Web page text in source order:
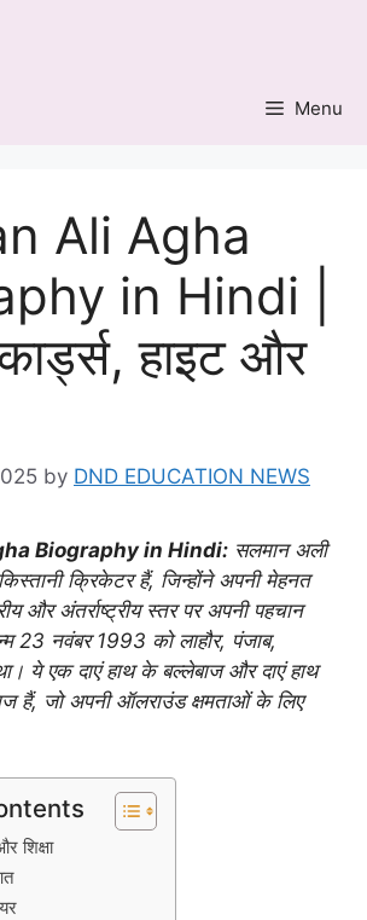
Menu
Ali Agha
in Hindi |
हाइट और
by DND EDUCATION NEWS
Biography in Hindi: सलमान अली
क्रिकेटर हैं, जिन्होंने अपनी मेहनत
और अंतर्राष्ट्रीय स्तर पर अपनी पहचान
23 नवंबर 1993 को लाहौर, पंजाब,
ये एक दाएं हाथ के बल्लेबाज और दाएं हाथ
हैं, जो अपनी ऑलराउंड क्षमताओं के लिए
शिक्षा